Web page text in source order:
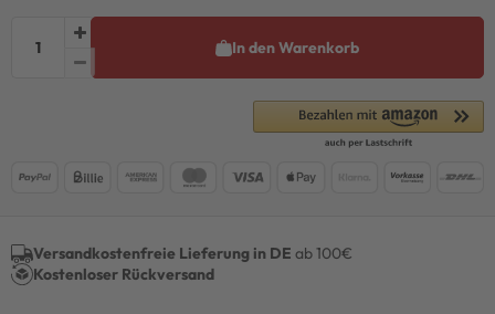
In den Warenkorb
Versandkostenfreie Lieferung in DE ab 100€
Kostenloser Rückversand